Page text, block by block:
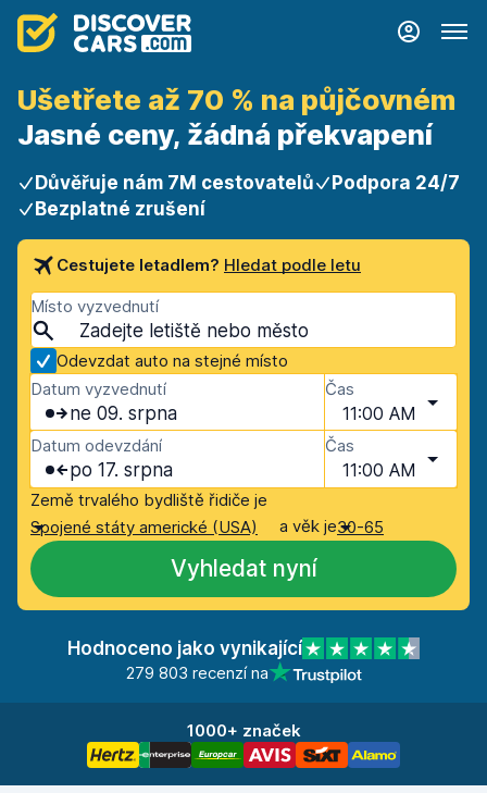
Ušetřete až 70 % na půjčovném
Jasné ceny, žádná překvapení
Důvěřuje nám 7M cestovatelů
Podpora 24/7
Bezplatné zrušení
Cestujete letadlem? Hledat podle letu
Místo vyzvednutí
Odevzdat auto na stejné místo
Datum vyzvednutí
ne 09. srpna
Čas
11:00 AM
Datum odevzdání
po 17. srpna
Čas
11:00 AM
Země trvalého bydliště řidiče je
Spojené státy americké (USA)
a věk je30-65
Vyhledat nyní
Hodnoceno jako vynikající
279 803 recenzí na
1000+ značek